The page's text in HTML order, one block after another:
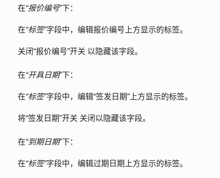
在“报价编号”下：
在“标签”字段中，编辑报价编号上方显示的标签。
关闭“报价编号”开关 以隐藏该字段。
在“开具日期”下：
在“标签”字段中，编辑“签发日期”上方显示的标签。
将“签发日期”开关 关闭以隐藏该字段。
在“到期日期”下：
在“标签”字段中，编辑过期日期上方显示的标签。